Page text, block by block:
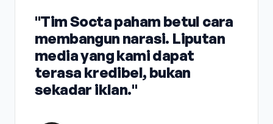
"Tim Socta paham betul cara
membangun narasi. Liputan
media yang kami dapat
terasa kredibel, bukan
sekadar iklan."